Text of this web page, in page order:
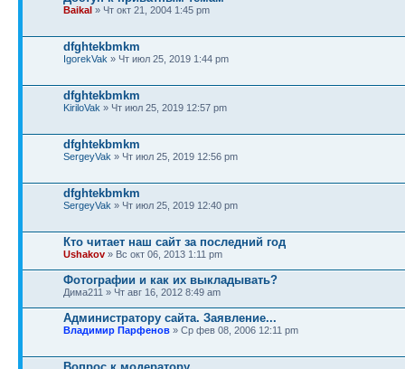
Baikal » Чт окт 21, 2004 1:45 pm
dfghtekbmkm
IgorekVak » Чт июл 25, 2019 1:44 pm
dfghtekbmkm
KiriloVak » Чт июл 25, 2019 12:57 pm
dfghtekbmkm
SergeyVak » Чт июл 25, 2019 12:56 pm
dfghtekbmkm
SergeyVak » Чт июл 25, 2019 12:40 pm
Кто читает наш сайт за последний год
Ushakov » Вс окт 06, 2013 1:11 pm
Фотографии и как их выкладывать?
Дима211 » Чт авг 16, 2012 8:49 am
Администратору сайта. Заявление...
Владимир Парфенов » Ср фев 08, 2006 12:11 pm
Вопрос к модератору.